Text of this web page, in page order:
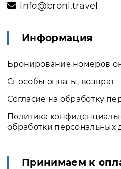
info@broni.travel
Информация
Бронирование номеров
Способы оплаты, возврат
Согласие на обработку
Политика
обработки персональных
Принимаем к